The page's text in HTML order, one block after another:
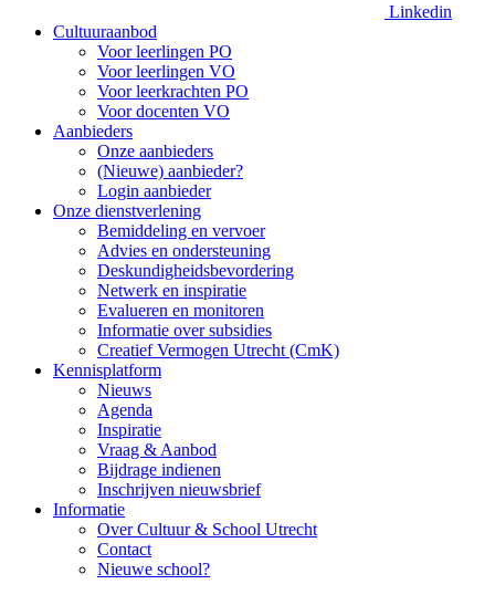
Linkedin
Cultuuraanbod
Voor leerlingen PO
Voor leerlingen VO
Voor leerkrachten PO
Voor docenten VO
Aanbieders
Onze aanbieders
(Nieuwe) aanbieder?
Login aanbieder
Onze dienstverlening
Bemiddeling en vervoer
Advies en ondersteuning
Deskundigheidsbevordering
Netwerk en inspiratie
Evalueren en monitoren
Informatie over subsidies
Creatief Vermogen Utrecht (CmK)
Kennisplatform
Nieuws
Agenda
Inspiratie
Vraag & Aanbod
Bijdrage indienen
Inschrijven nieuwsbrief
Informatie
Over Cultuur & School Utrecht
Contact
Nieuwe school?